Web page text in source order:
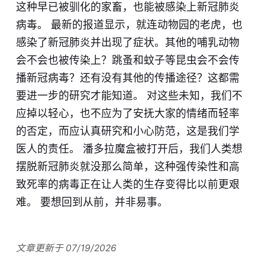
这种早已被驯化的家畜，也能被感染上新冠肺炎
病毒。 最新的报道显示，就连动物园的老虎，也
感染了新冠肺炎并出现了症状。其他的哺乳动物
会不会也被传染上？跳蚤和蚊子等昆虫会不会传
播新冠病毒？还有没有其他的传播途径？这都需
要进一步的研究才能知道。 对这些未知，我们不
应掉以轻心，也不应为了安抚大家的情绪而轻率
的否定，而应认真研究和小心防范，这是我们学
医人的责任。 潘多拉魔盒被打开后，我们人类想
摆脱新冠肺炎就没那么简单，这种强传染性和高
致死率的病毒正在让人类的生存变得比以前更艰
难。 要想回到从前，并非易事。
文章更新于 07/19/2026